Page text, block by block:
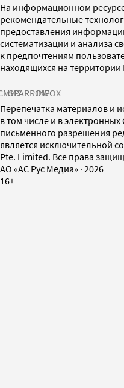
На информационном
рекомендательные
предоставления
систематизации и анализа
к предпочтениям
находящихся на
SPARROWINFOX
Перепечатка материалов и
в том числе и в
письменного разрешения
является исключительной
Pte. Limited. Все права
AO «АС Рус Медиа» · 2026
16+